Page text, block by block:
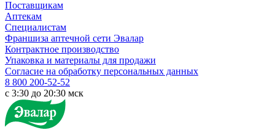
Поставщикам
Аптекам
Специалистам
Франшиза аптечной сети Эвалар
Контрактное производство
Упаковка и материалы для продажи
Согласие на обработку персональных данных
8 800 200-52-52
c 3:30 до 20:30 мск